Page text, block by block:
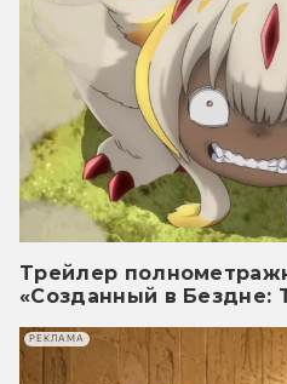
Трейлер
«Созданный в Бездне:
РЕКЛАМА